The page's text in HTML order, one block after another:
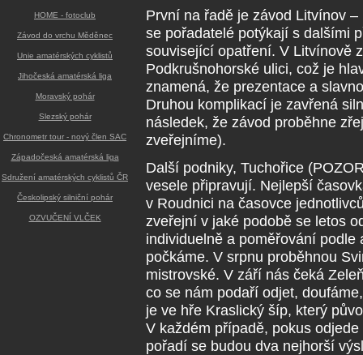
HOME - fotoclub
Závod do vrchu Měděnec
Unie amatérských cyklistů
Jihočeská amatérská liga
Moravský pohár
Slezský pohár
Chronometr tour - nový člen SAC
Západočeská amatérská liga
Sdružení amatérských cyklistů ČR
Českolipský silniční pohár
OZVUČENÍ VLČEK
První na řadě je závod Litvínov
se pořadatelé potýkají s dalšími
související opatření. V Litvínově
Podkrušnohorské ulici, což je
znamená, že prezentace a
Druhou komplikací je zavřená
následek, že závod proběhne
zveřejníme).
Další podniky, Tuchořice
vesele připravují. Nejlepší
v Roudnici na časovce
zveřejní v jaké podobě se letos
individuelně a poměřování
počkáme. V srpnu proběhnou
mistrovské. V září nás čeká
co se nám podaří odjet,
je ve hře Kraslický šíp, který
V každém případě, pokus
pořadí se budou dva nejhorší